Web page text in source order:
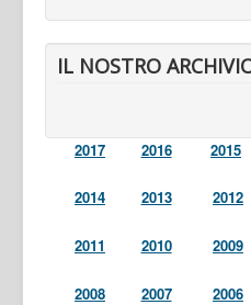
IL NOSTRO
2017 2016 2015
2014 2013 2012
2011 2010 2009
2008 2007 2006